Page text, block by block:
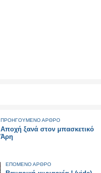
ΠΡΟΗΓΟΥΜΕΝΟ ΑΡΘΡΟ
Αποχή ξανά στον μπασκετικό
Άρη
ΕΠΟΜΕΝΟ ΑΡΘΡΟ